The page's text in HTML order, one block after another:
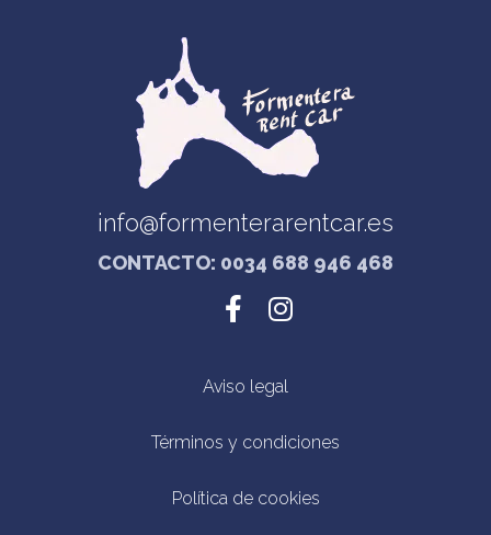
info@formenterarentcar.es
CONTACTO: 0034 688 946 468
Aviso legal
Términos y condiciones
Política de cookies